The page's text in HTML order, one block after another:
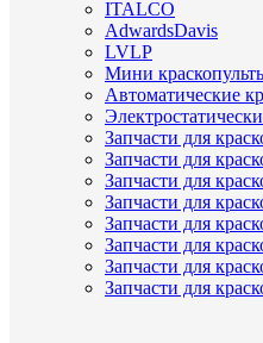
ITALCO
AdwardsDavis
LVLP
Мини
Автоматические
Запчасти для
Запчасти для
Запчасти для
Запчасти для
Запчасти для
Запчасти для
Запчасти для
Запчасти для